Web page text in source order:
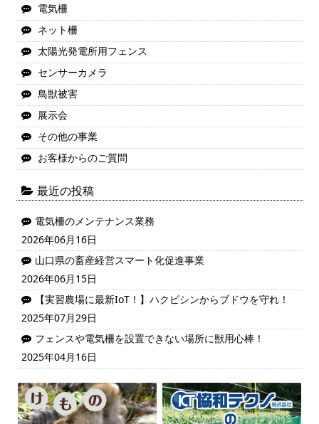
電気柵
ネット柵
太陽光発電所用フェンス
センサーカメラ
鳥獣被害
展示会
その他の事業
お客様からのご質問
最近の投稿
電気柵のメンテナンス業務
2026年06月16日
山口県の畜産経営スマート化促進事業
2026年06月15日
【実習農場に最新IoT！】ハクビシンからブドウを守れ！
2025年07月29日
フェンスや電気柵を設置できない場所に獣用心棒！
2025年04月16日